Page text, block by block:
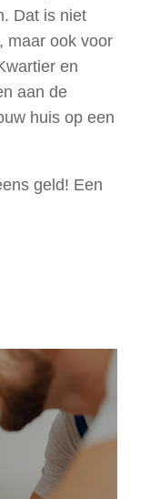
Dat is niet
maar ook voor
en
aan de
huis op een
geld! Een